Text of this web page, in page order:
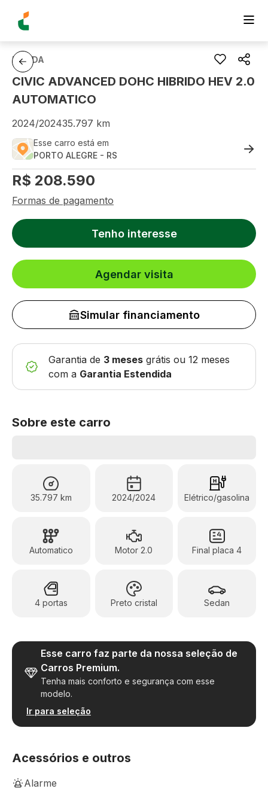
HONDA
CIVIC ADVANCED DOHC HIBRIDO HEV 2.0
AUTOMATICO
2024/202435.797 km
Esse carro está em
PORTO ALEGRE - RS
R$ 208.590
Formas de pagamento
Tenho interesse
Agendar visita
Simular financiamento
Garantia de 3 meses grátis ou 12 meses
com a Garantia Estendida
Sobre este carro
35.797 km 2024/2024 Elétrico/gasolina
Automatico Motor 2.0 Final placa 4
4 portas Preto cristal Sedan
Esse carro faz parte da nossa seleção de
Carros Premium.
Tenha mais conforto e segurança com esse
modelo.
Ir para seleção
Acessórios e outros
Alarme